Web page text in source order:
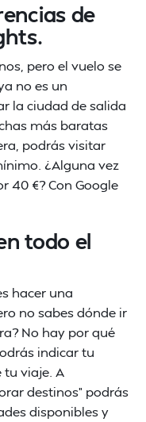
de
pero el vuelo se
no es un
la ciudad de salida
más baratas
podrás visitar
¿Alguna vez
40 €? Con Google
todo el
hacer una
no sabes dónde ir
No hay por qué
indicar tu
tu viaje. A
destinos” podrás
disponibles y